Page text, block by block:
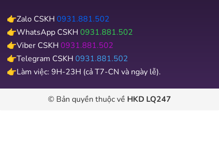
👉Zalo CSKH 0931.881.502
👉WhatsApp CSKH 0931.881.502
👉Viber CSKH 0931.881.502
👉Telegram CSKH 0931.881.502
👉Làm việc: 9H-23H (cả T7-CN và ngày lễ).
© Bản quyền thuộc về HKD LQ247